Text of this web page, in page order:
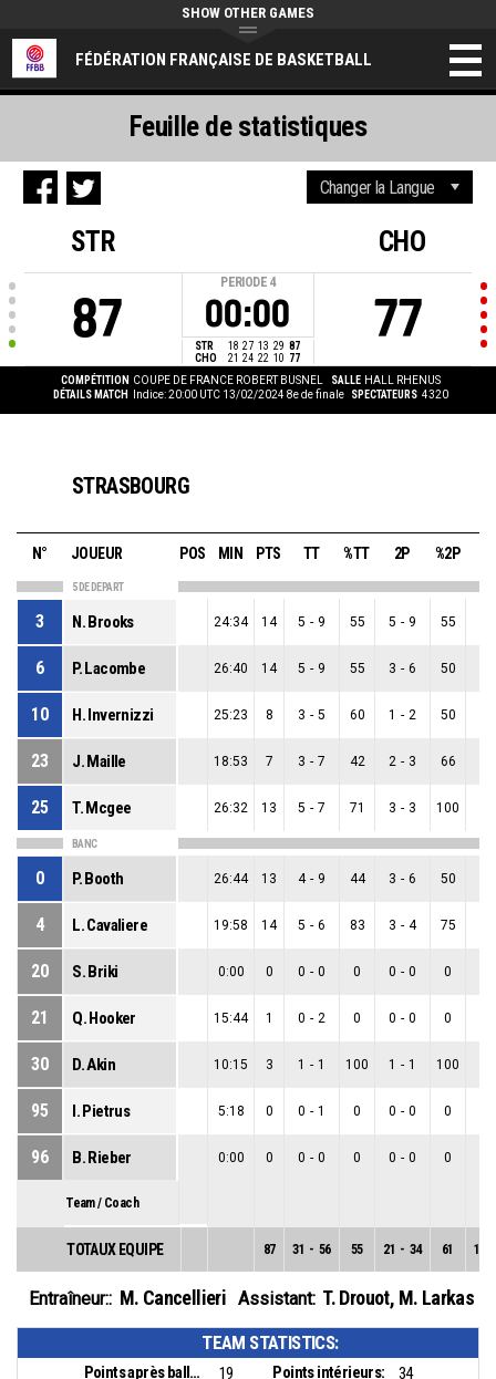
FÉDÉRATION FRANÇAISE DE BASKETBALL
SHOW OTHER GAMES
STR
87
PERIODE 4
00:00
STR 18 27 13 29 87
CHO
21 24 22 10 77
CHO
77
COMPÉTITION COUPE DE FRANCE ROBERT BUSNEL SALLE HALL RHENUS
DÉTAILS MATCH
Indice: 20:00 UTC 13/02/2024 8e de finale SPECTATEURS 4320
Feuille de statistiques
STRASBOURG
N° JOUEUR POS MIN PTS TT %TT 2P %2P
5 DE DEPART
3 N. Brooks 24:34 14 5 - 9 55 5 - 9 55
6 P. Lacombe 26:40 14 5 - 9 55 3 - 6 50
10 H. Invernizzi 25:23 8 3 - 5 60 1 - 2 50
23 J. Maille 18:53 7 3 - 7 42 2 - 3 66
25 T. Mcgee 26:32 13 5 - 7 71 3 - 3 100
BANC
0 P. Booth 26:44 13 4 - 9 44 3 - 6 50
4 L. Cavaliere 19:58 14 5 - 6 83 3 - 4 75
20 S. Briki 0:00 0 0 - 0 0 0 - 0 0
21 Q. Hooker 15:44 1 0 - 2 0 0 - 0 0
30 D. Akin 10:15 3 1 - 1 100 1 - 1 100
95 I. Pietrus 5:18 0 0 - 1 0 0 - 0 0
96 B. Rieber 0:00 0 0 - 0 0 0 - 0 0
Team / Coach
TOTAUX EQUIPE 87 31 - 56 55 21 - 34 61 10
Entraîneur:: M. Cancellieri Assistant: T. Drouot, M. Larkas
TEAM STATISTICS:
Points après balles perdues: 19 Points intérieurs:
34